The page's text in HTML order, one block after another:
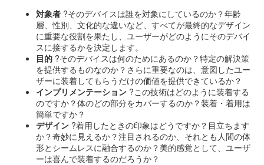
対象者 ?そのデバイスは誰を対象にしているのか？年齢
層、性別、文化的な違いなど、すべてが最終的なデザイン
に重要な役割を果たし、ユーザーがどのようにそのデバイ
スに接するかを決定します。
目的 ?そのデバイスは何のためにあるのか？特定の解決策
を提供するものなのか？さらに重要なのは、意図したユー
ザーに装着してもらうだけの価値を提供できているか？
インプリメンテーション ?この技術はどのように装着する
のですか？体のどの部分をカバーするのか？装着・着用は
簡単ですか？
デザイン ?着用したときの印象はどうですか？目立ちます
か？奇妙に見えるか？注目されるのか、それとも人間の体
形とシームレスに融合するのか？美的感覚として、ユーザ
ーは喜んで装着するのだろうか？